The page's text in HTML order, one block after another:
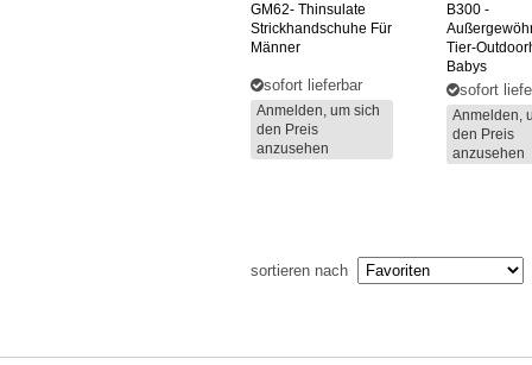
GM62- Thinsulate
Strickhandschuhe Für
Männer
sofort lieferbar
Anmelden, um sich
den Preis
anzusehen
B300 -
Tier-
Babys
sofort
Anmelden,
den Preis
anzusehen
sortieren nach